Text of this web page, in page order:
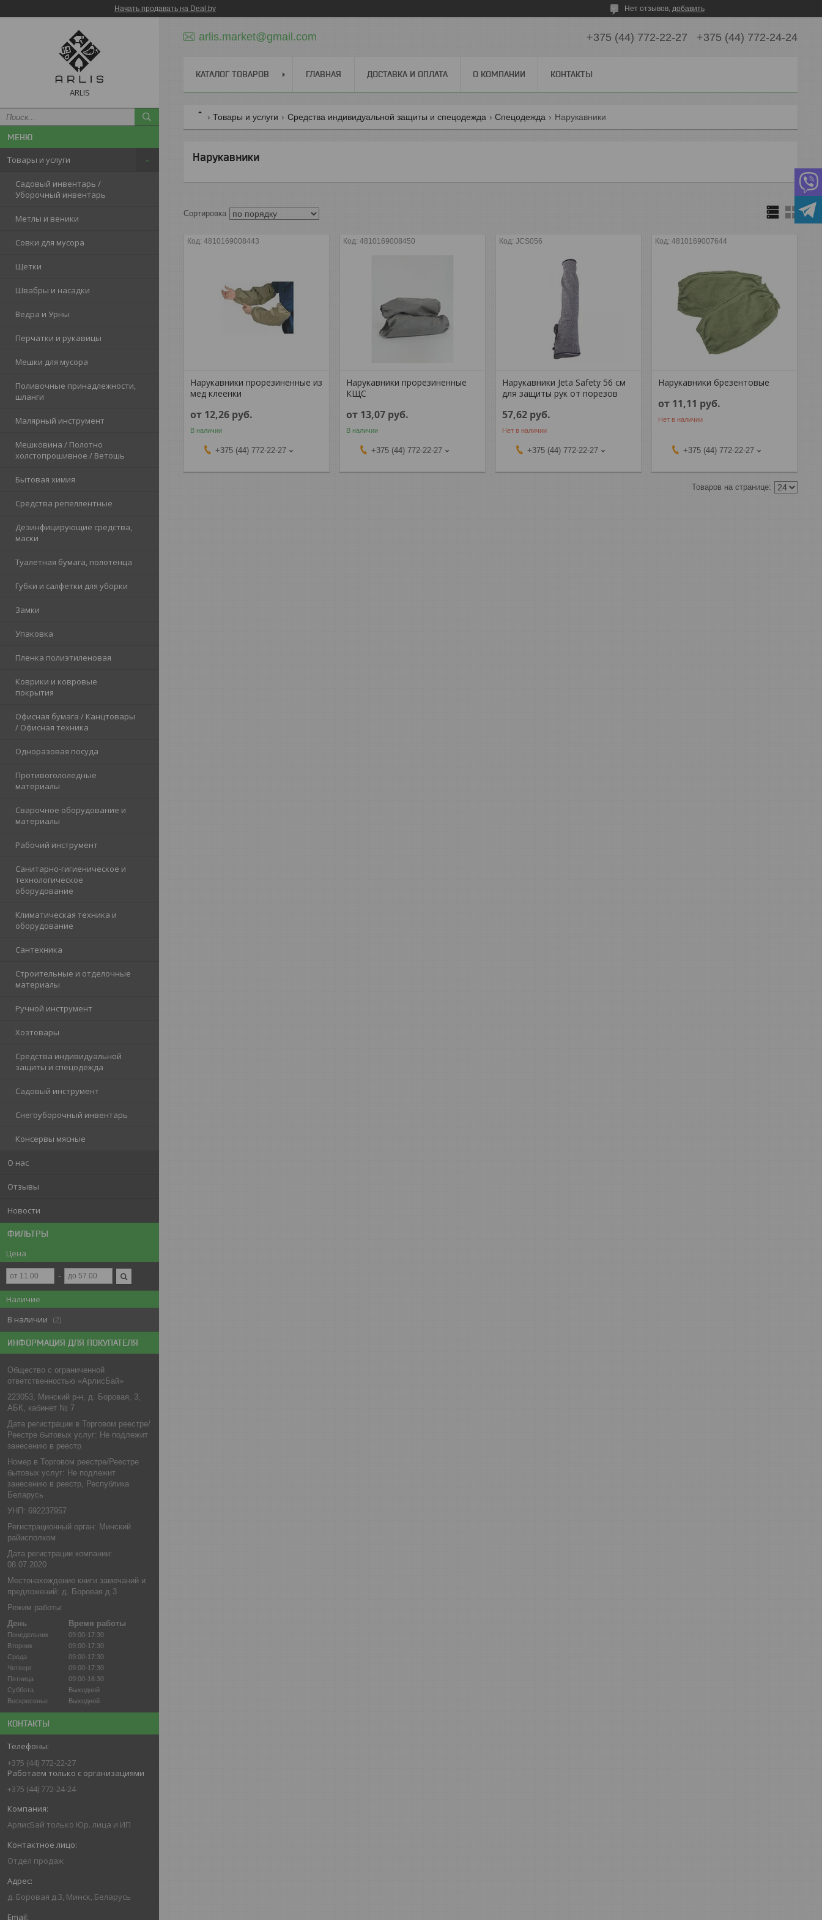
Начать продавать на Deal.by Нет отзывов, добавить
ARLIS
Товары и услуги
Садовый инвентарь /
Уборочный инвентарь
Метлы и веники
Совки для мусора
Щетки
Швабры и насадки
Ведра и Урны
Перчатки и рукавицы
Мешки для мусора
Поливочные принадлежности,
шланги
Малярный инструмент
Мешковина / Полотно
холстопрошивное / Ветошь
Бытовая химия
Средства репеллентные
Дезинфицирующие средства,
маски
Туалетная бумага, полотенца
Губки и салфетки для уборки
Замки
Упаковка
Пленка полиэтиленовая
Коврики и ковровые
покрытия
Офисная бумага / Канцтовары
/ Офисная техника
Одноразовая посуда
Противогололедные
материалы
Сварочное оборудование и
материалы
Рабочий инструмент
Санитарно-гигиеническое и
технологическое
оборудование
Климатическая техника и
оборудование
Cантехника
Строительные и отделочные
материалы
Ручной инструмент
Хозтовары
Средства индивидуальной
защиты и спецодежда
Садовый инструмент
Снегоуборочный инвентарь
Консервы мясные
О нас
Отзывы
Новости
ФИЛЬТРЫ
Цена
Наличие
В наличии
2
ИНФОРМАЦИЯ ДЛЯ ПОКУПАТЕЛЯ
Общество с ограниченной
ответственностью «АрлисБай»
223053, Минский р-н, д. Боровая, 3,
АБК, кабинет № 7
Дата регистрации в Торговом реестре/
Реестре бытовых услуг: Не подлежит
занесению в реестр
Номер в Торговом реестре/Реестре
бытовых услуг: Не подлежит
занесению в реестр, Республика
Беларусь
УНП: 692237957
Регистрационный орган: Минский
райисполком
Дата регистрации компании:
08.07.2020
Местонахождение книги замечаний и
предложений: д. Боровая д.3
Режим работы:
День
Время работы
Понедельник
09:00-17:30
Вторник
09:00-17:30
Среда
09:00-17:30
Четверг
09:00-17:30
Пятница
09:00-16:30
Суббота
Выходной
Воскресенье
Выходной
КОНТАКТЫ
+375 (44) 772-22-27
Работаем только с организациями
+375 (44) 772-24-24
АрлисБай только Юр. лица и ИП
Отдел продаж
д. Боровая д.3, Минск, Беларусь
arlis.market@gmail.com +375 (44) 772-22-27 +375 (44) 772-24-24
КАТАЛОГ ТОВАРОВ ГЛАВНАЯ ДОСТАВКА И ОПЛАТА О КОМПАНИИ КОНТАКТЫ
Товары и услуги Средства индивидуальной защиты и спецодежда Спецодежда Нарукавники
Нарукавники
4810169008443
Нарукавники прорезиненные из
мед клеенки
от 12,26 руб.
В наличии
+375 (44) 772-22-27
4810169008450
Нарукавники прорезиненные
КЩС
от 13,07 руб.
В наличии
+375 (44) 772-22-27
JCS056
Нарукавники Jeta Safety 56 см
для защиты рук от порезов
57,62 руб.
Нет в наличии
+375 (44) 772-22-27
4810169007644
Нарукавники брезентовые
от 11,11 руб.
Нет в наличии
+375 (44) 772-22-27